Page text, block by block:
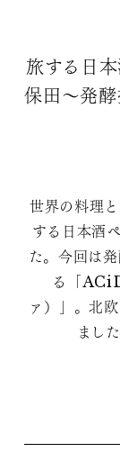
旅する日
保田〜発
世界の料理
する日本酒
た。今回は
る「
ァ）」。北
まし